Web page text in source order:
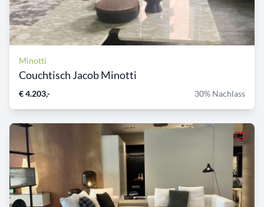
Minotti
Couchtisch Jacob Minotti
€ 4.203,- 30% Nachlass